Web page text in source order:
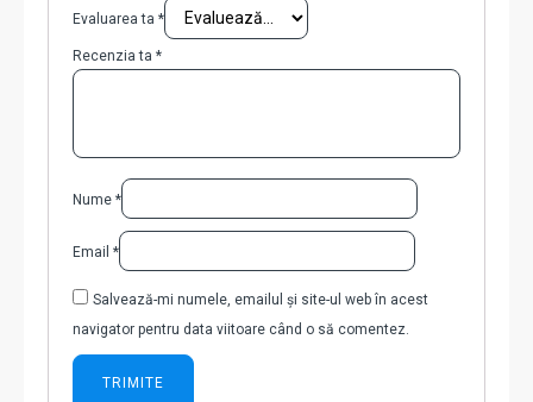
Evaluarea ta *
Recenzia ta *
Nume *
Email *
Salvează-mi numele, emailul și site-ul web în acest
navigator pentru data viitoare când o să comentez.